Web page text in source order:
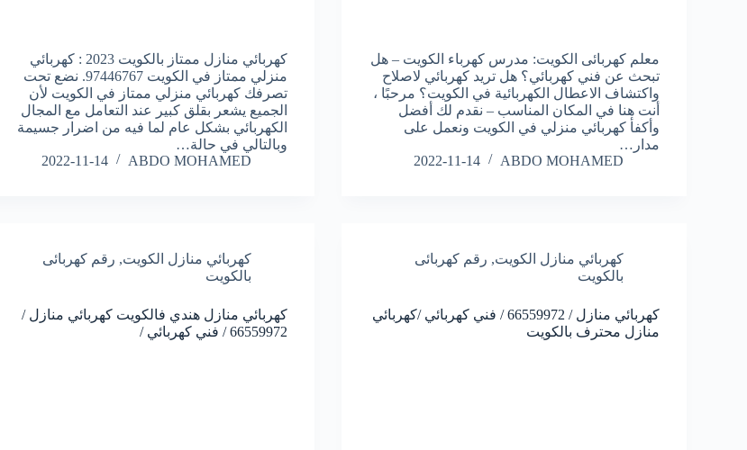
معلم كهربائى الكويت: مدرس كهرباء الكويت – هل
تبحث عن فني كهربائي؟ هل تريد كهربائي لاصلاح
واكتشاف الاعطال الكهربائية في الكويت؟ مرحبًا ،
أنت هنا في المكان المناسب – نقدم لك أفضل
وأكفأ كهربائي منزلي في الكويت ونعمل على
مدار…
ABDO MOHAMED
2022-11-14
كهربائي منازل ممتاز بالكويت 2023 : كهربائي
منزلي ممتاز في الكويت 97446767. نضع تحت
تصرفك كهربائي منزلي ممتاز في الكويت لأن
الجميع يشعر بقلق كبير عند التعامل مع المجال
الكهربائي بشكل عام لما فيه من اضرار جسيمة
وبالتالي في حالة…
ABDO MOHAMED
2022-11-14
كهربائي منازل الكويت, رقم كهربائى
بالكويت
كهربائي منازل / 66559972 / فني كهربائي /كهربائي
منازل محترف بالكويت
كهربائي منازل الكويت, رقم كهربائى
بالكويت
كهربائي منازل هندي فالكويت كهربائي منازل /
66559972 / فني كهربائي /